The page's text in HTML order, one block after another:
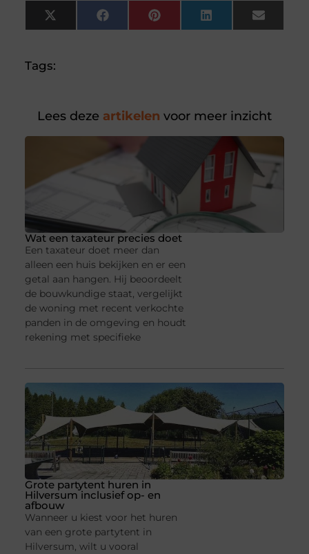
X
(Twitter)
FacebookPinterestLinkedInEmail
Tags:
Lees deze artikelen voor meer inzicht
Wat een taxateur precies doet
Een taxateur doet meer dan
alleen een huis bekijken en er een
getal aan hangen. Hij beoordeelt
de bouwkundige staat, vergelijkt
de woning met recent verkochte
panden in de omgeving en houdt
rekening met specifieke
Grote partytent huren in
Hilversum inclusief op- en
afbouw
Wanneer u kiest voor het huren
van een grote partytent in
Hilversum, wilt u vooral